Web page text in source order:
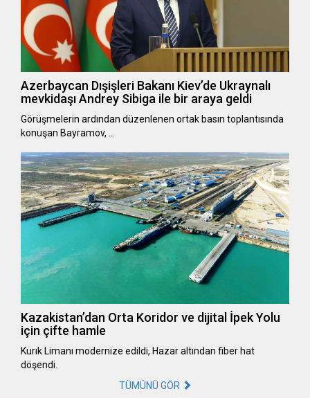
Azerbaycan Dışişleri Bakanı Kiev’de Ukraynalı
mevkidaşı Andrey Sibiga ile bir araya geldi
Görüşmelerin ardından düzenlenen ortak basın toplantısında
konuşan Bayramov, …
Kazakistan’dan Orta Koridor ve dijital İpek Yolu
için çifte hamle
Kurık Limanı modernize edildi, Hazar altından fiber hat
döşendi.
TÜMÜNÜ GÖR